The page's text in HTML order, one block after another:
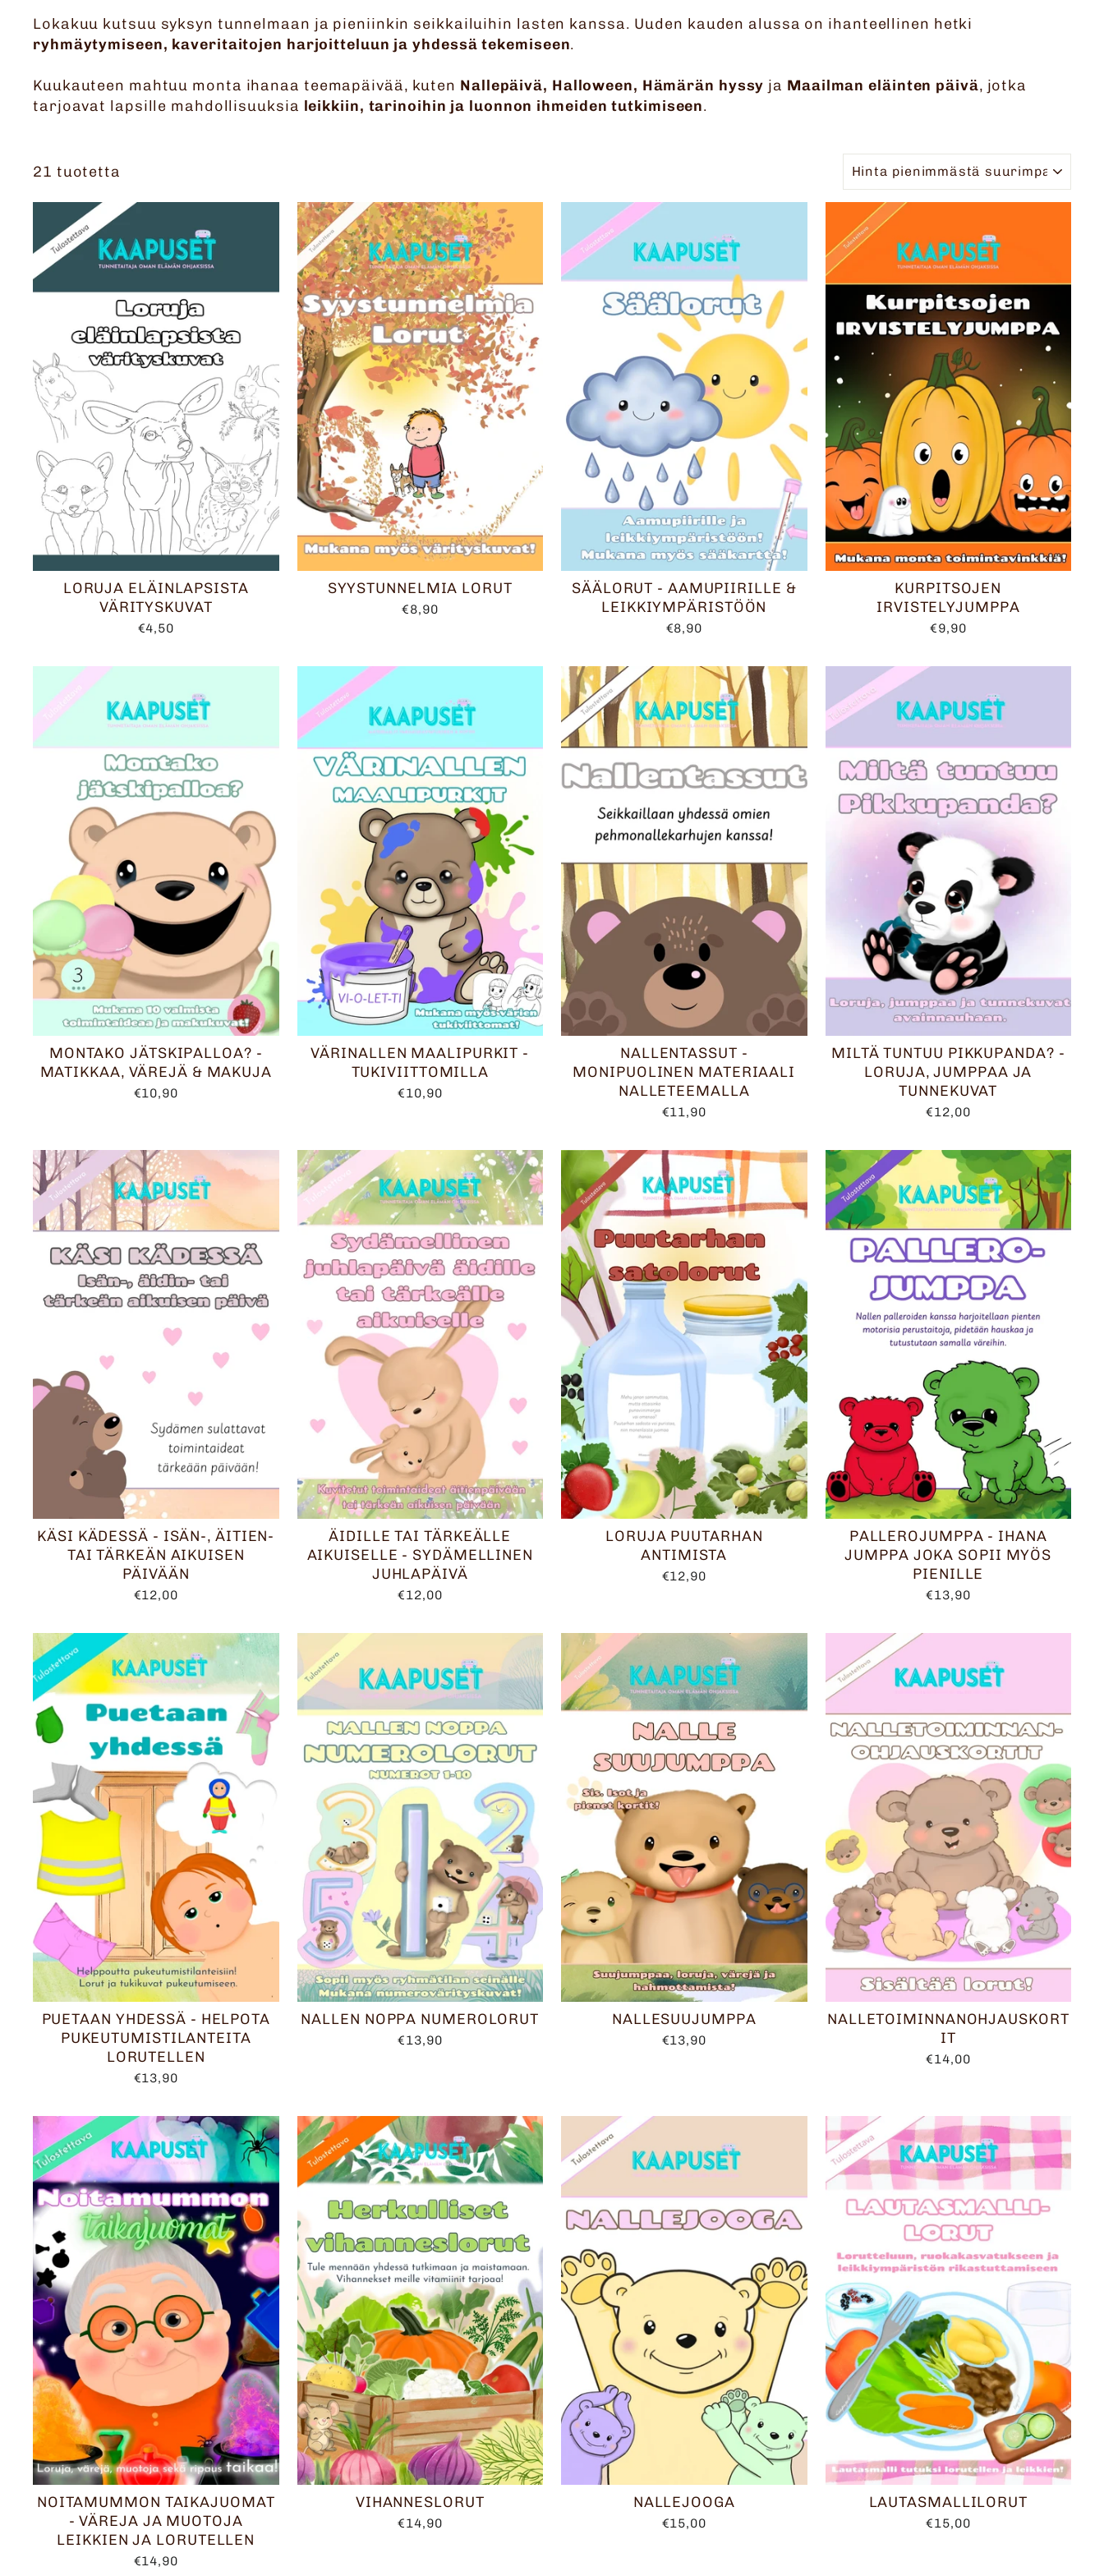
Lokakuu kutsuu syksyn tunnelmaan ja pieniinkin seikkailuihin lasten kanssa. Uuden kauden alussa on ihanteellinen hetki
ryhmäytymiseen, kaveritaitojen harjoitteluun ja yhdessä tekemiseen.
Kuukauteen mahtuu monta ihanaa teemapäivää, kuten Nallepäivä, Halloween, Hämärän hyssy ja Maailman eläinten päivä, jotka
tarjoavat lapsille mahdollisuuksia leikkiin, tarinoihin ja luonnon ihmeiden tutkimiseen.
21 tuotetta
LORUJA ELÄINLAPSISTA
VÄRITYSKUVAT
€4,50
SYYSTUNNELMIA LORUT
€8,90
SÄÄLORUT - AAMUPIIRILLE &
LEIKKIYMPÄRISTÖÖN
€8,90
KURPITSOJEN
IRVISTELYJUMPPA
€9,90
MONTAKO JÄTSKIPALLOA? -
MATIKKAA, VÄREJÄ & MAKUJA
€10,90
VÄRINALLEN MAALIPURKIT -
TUKIVIITTOMILLA
€10,90
NALLENTASSUT -
MONIPUOLINEN MATERIAALI
NALLETEEMALLA
€11,90
MILTÄ TUNTUU PIKKUPANDA? -
LORUJA, JUMPPAA JA
TUNNEKUVAT
€12,00
KÄSI KÄDESSÄ - ISÄN-, ÄITIEN-
TAI TÄRKEÄN AIKUISEN
PÄIVÄÄN
€12,00
ÄIDILLE TAI TÄRKEÄLLE
AIKUISELLE - SYDÄMELLINEN
JUHLAPÄIVÄ
€12,00
LORUJA PUUTARHAN
ANTIMISTA
€12,90
PALLEROJUMPPA - IHANA
JUMPPA JOKA SOPII MYÖS
PIENILLE
€13,90
PUETAAN YHDESSÄ - HELPOTA
PUKEUTUMISTILANTEITA
LORUTELLEN
€13,90
NALLEN NOPPA NUMEROLORUT
€13,90
NALLESUUJUMPPA
€13,90
NALLETOIMINNANOHJAUSKORT
IT
€14,00
NOITAMUMMON TAIKAJUOMAT
- VÄREJA JA MUOTOJA
LEIKKIEN JA LORUTELLEN
€14,90
VIHANNESLORUT
€14,90
NALLEJOOGA
€15,00
LAUTASMALLILORUT
€15,00